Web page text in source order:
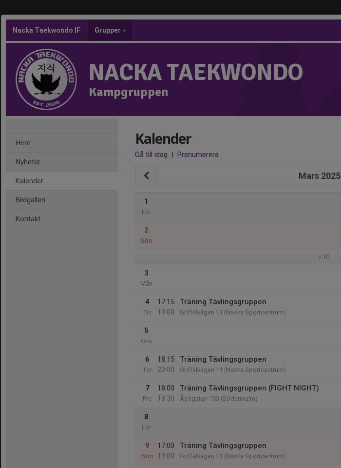
Nacka Taekwondo IF Grupper
NACKA TAEKWONDO
Kampgruppen
Hem
Nyheter
Kalender
Bildgalleri
Kontakt
Kalender
Gå till idag | Prenumerera
Mars 2025
1
Lör
2
Sön
v.10
3
Mån
4
Tis
17:15
19:00
Träning Tävlingsgruppen
Griffelvägen 11 (Nacka Sportcentrum)
5
Ons
6
Tor
18:15
20:00
Träning Tävlingsgruppen
Griffelvägen 11 (Nacka Sportcentrum)
7
Fre
18:00
19:30
Träning Tävlingsgruppen (FIGHT NIGHT)
Åsögatan 153 (Södermalm)
8
Lör
9
Sön
17:00
19:00
Träning Tävlingsgruppen
Griffelvägen 11 (Nacka Sportcentrum)